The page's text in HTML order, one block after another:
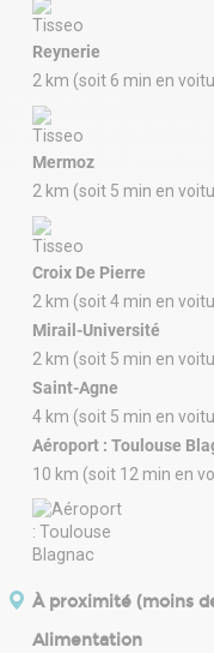
Reynerie
2 km (soit 6 min en
Mermoz
2 km (soit 5 min en
Croix De Pierre
2 km (soit 4 min en
Mirail-Université
2 km (soit 5 min en
Saint-Agne
4 km (soit 5 min en
Aéroport : Toulouse
10 km (soit 12 min en
À proximité (moins
Alimentation